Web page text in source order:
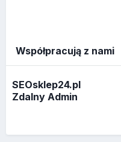
Współpracują z nami
SEOsklep24.pl
Zdalny Admin